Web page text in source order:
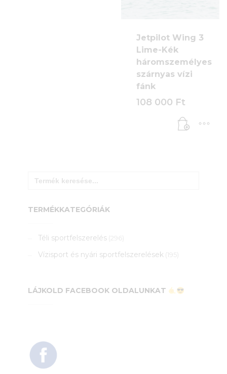
Jetpilot Wing 3
Lime-Kék
háromszemélyes
szárnyas vízi
fánk
108 000 Ft
for:
TERMÉKKATEGÓRIÁK
Téli sportfelszerelés (296)
Vízisport és nyári sportfelszerelések (195)
LÁJKOLD FACEBOOK OLDALUNKAT